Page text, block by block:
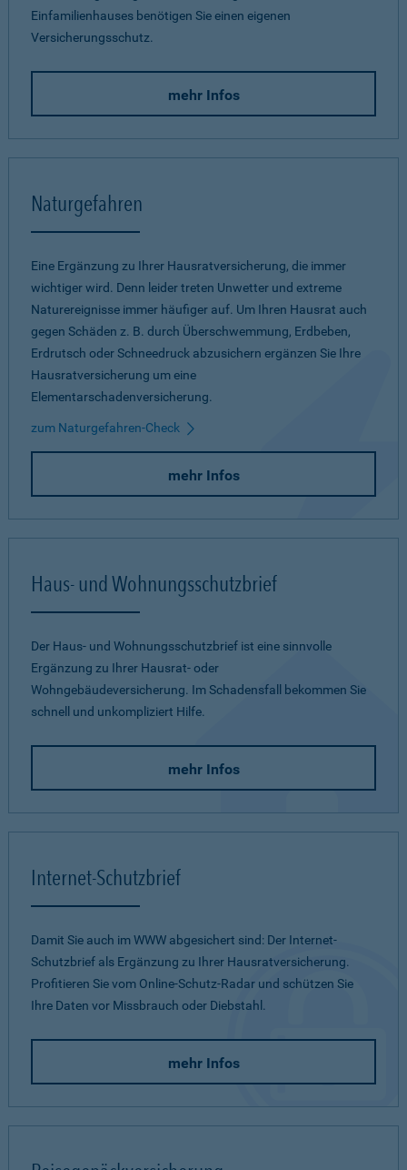
Einfamilienhauses benötigen Sie einen eigenen
Versicherungsschutz.
mehr Infos
Naturgefahren
Eine Ergänzung zu Ihrer Hausratversicherung, die immer
wichtiger wird. Denn leider treten Unwetter und extreme
Naturereignisse immer häufiger auf. Um Ihren Hausrat auch
gegen Schäden z. B. durch Überschwemmung, Erdbeben,
Erdrutsch oder Schneedruck abzusichern ergänzen Sie Ihre
Hausratversicherung um eine
Elementarschadenversicherung.
zum Naturgefahren-Check
mehr Infos
Haus- und Wohnungsschutzbrief
Der Haus- und Wohnungsschutzbrief ist eine sinnvolle
Ergänzung zu Ihrer Hausrat- oder
Wohngebäudeversicherung. Im Schadensfall bekommen Sie
schnell und unkompliziert Hilfe.
mehr Infos
Internet-Schutzbrief
Damit Sie auch im WWW abgesichert sind: Der Internet-
Schutzbrief als Ergänzung zu Ihrer Hausratversicherung.
Profitieren Sie vom Online-Schutz-Radar und schützen Sie
Ihre Daten vor Missbrauch oder Diebstahl.
mehr Infos